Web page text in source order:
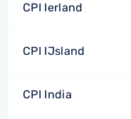
CPI Ierland
CPI IJsland
CPI India